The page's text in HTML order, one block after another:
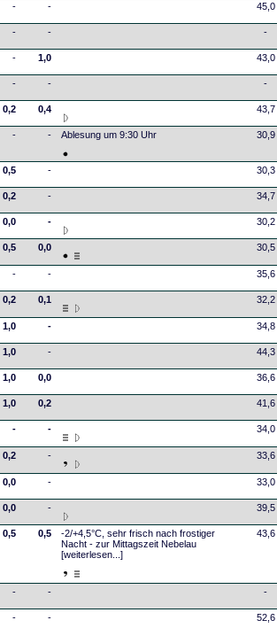
- - 45,0
- - -
- 1,0 43,0
- - -
0,2 0,4 43,7
- - Ablesung um 9:30 Uhr 30,9
0,5 - 30,3
0,2 - 34,7
0,0 - 30,2
0,5 0,0 30,5
- - 35,6
0,2 0,1 32,2
1,0 - 34,8
1,0 - 44,3
1,0 0,0 36,6
1,0 0,2 41,6
- - 34,0
0,2 - 33,6
0,0 - 33,0
0,0 - 39,5
0,5 0,5
-2/+4,5°C, sehr frisch nach frostiger
Nacht - zur Mittagszeit Nebelau
[weiterlesen...]
43,6
- - -
- - 52,6